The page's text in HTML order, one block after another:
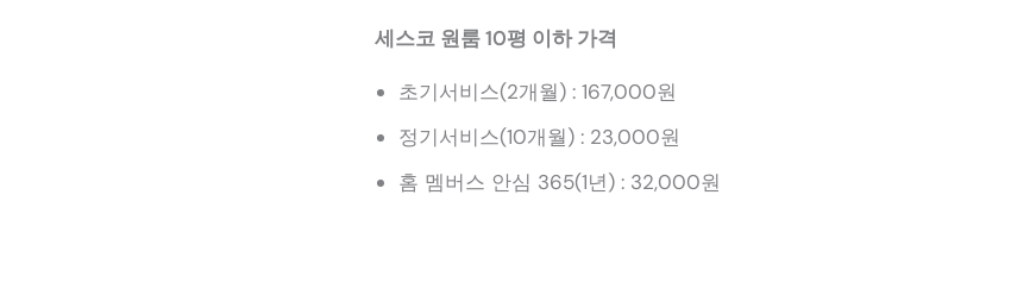
세스코 원룸 10평 이하 가격
초기서비스(2개월) : 167,000원
정기서비스(10개월) : 23,000원
홈 멤버스 안심 365(1년) : 32,000원